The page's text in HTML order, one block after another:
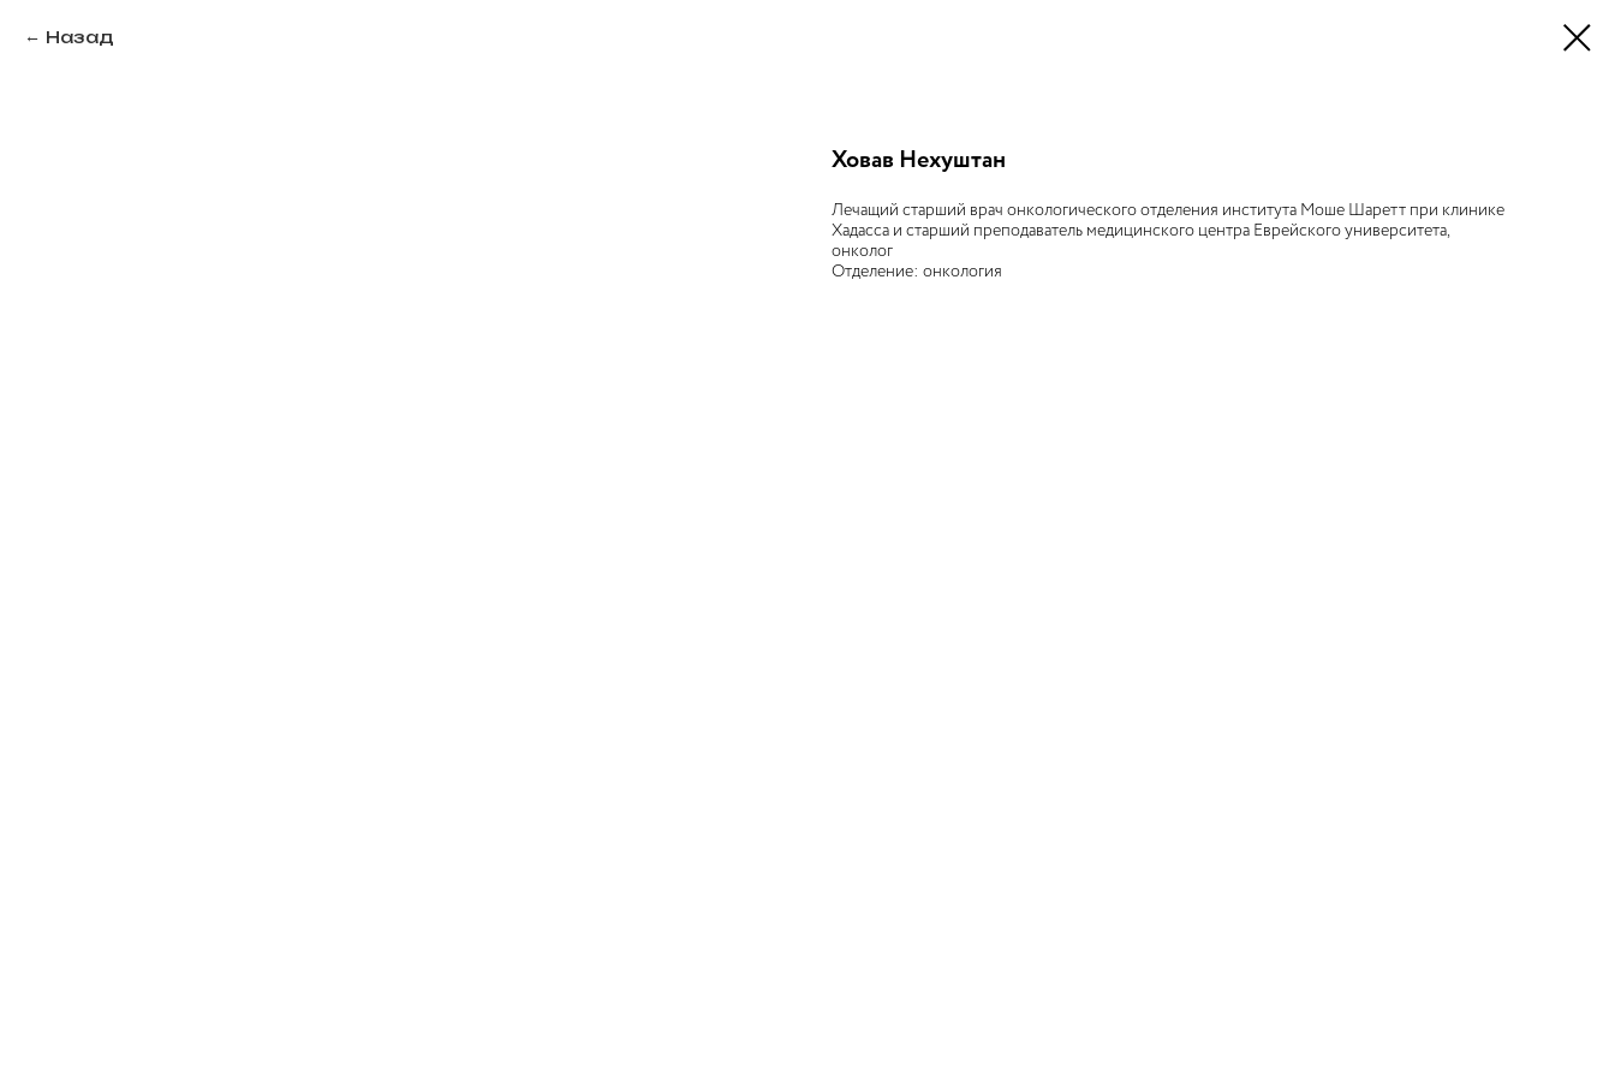
Назад
Ховав Нехуштан
Лечащий старший врач онкологического отделения института Моше Шаретт при клинике
Хадасса и старший преподаватель медицинского центра Еврейского университета,
онколог
Отделение: онкология